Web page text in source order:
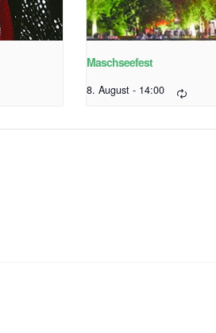
Maschseefest
8. August - 14:00